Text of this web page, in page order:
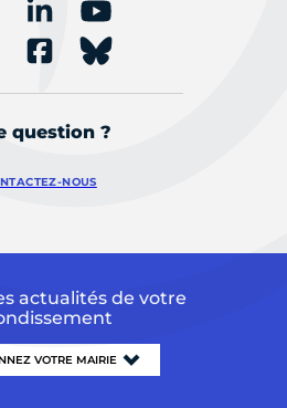
question ?
NOUS
actualités de votre